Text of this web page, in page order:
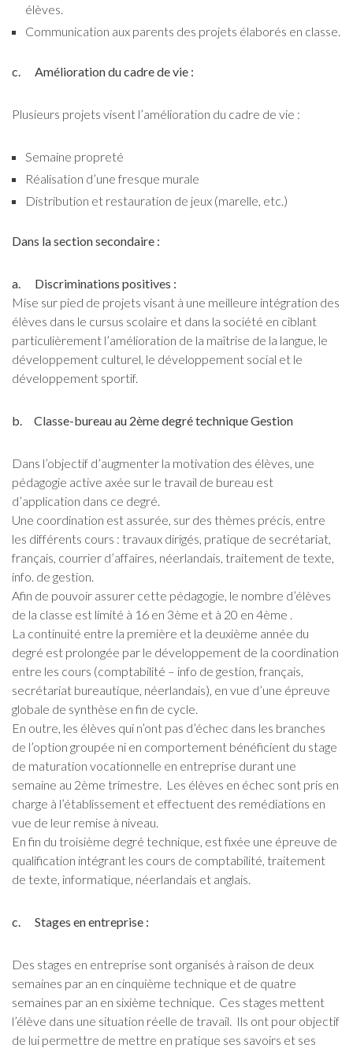
élèves.
Communication aux parents des projets élaborés en classe.
c. Amélioration du cadre de vie :
Plusieurs projets visent l’amélioration du cadre de vie :
Semaine propreté
Réalisation d’une fresque murale
Distribution et restauration de jeux (marelle, etc.)
Dans la section secondaire :
a. Discriminations positives :
Mise sur pied de projets visant à une meilleure intégration des
élèves dans le cursus scolaire et dans la société en ciblant
particulièrement l’amélioration de la maîtrise de la langue, le
développement culturel, le développement social et le
développement sportif.
b. Classe-bureau au 2ème degré technique Gestion
Dans l’objectif d’augmenter la motivation des élèves, une
pédagogie active axée sur le travail de bureau est
d’application dans ce degré.
Une coordination est assurée, sur des thèmes précis, entre
les différents cours : travaux dirigés, pratique de secrétariat,
français, courrier d’affaires, néerlandais, traitement de texte,
info. de gestion.
Afin de pouvoir assurer cette pédagogie, le nombre d’élèves
de la classe est limité à 16 en 3ème et à 20 en 4ème .
La continuité entre la première et la deuxième année du
degré est prolongée par le développement de la coordination
entre les cours (comptabilité – info de gestion, français,
secrétariat bureautique, néerlandais), en vue d’une épreuve
globale de synthèse en fin de cycle.
En outre, les élèves qui n’ont pas d’échec dans les branches
de l’option groupée ni en comportement bénéficient du stage
de maturation vocationnelle en entreprise durant une
semaine au 2ème trimestre. Les élèves en échec sont pris en
charge à l’établissement et effectuent des remédiations en
vue de leur remise à niveau.
En fin du troisième degré technique, est fixée une épreuve de
qualification intégrant les cours de comptabilité, traitement
de texte, informatique, néerlandais et anglais.
c. Stages en entreprise :
Des stages en entreprise sont organisés à raison de deux
semaines par an en cinquième technique et de quatre
semaines par an en sixième technique. Ces stages mettent
l’élève dans une situation réelle de travail. Ils ont pour objectif
de lui permettre de mettre en pratique ses savoirs et ses